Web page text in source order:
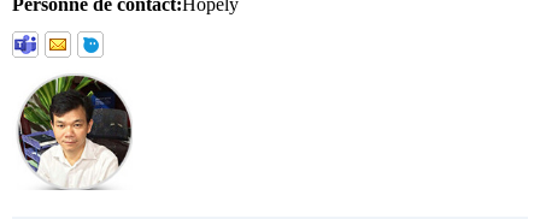
Personne de contact:Hopely